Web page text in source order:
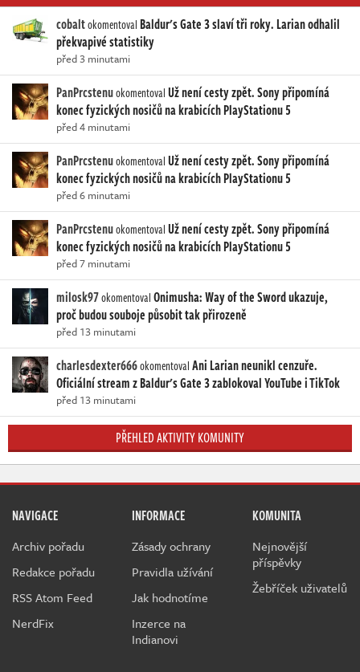
cobaltokomentoval Baldur's Gate 3 slaví tři roky. Larian odhalil
překvapivé statistiky
před 3 minutami
PanPrcstenuokomentovalUž není cesty zpět. Sony připomíná
konec fyzických nosičů na krabicích PlayStationu 5
před 4 minutami
PanPrcstenuokomentovalUž není cesty zpět. Sony připomíná
konec fyzických nosičů na krabicích PlayStationu 5
před 6 minutami
PanPrcstenuokomentovalUž není cesty zpět. Sony připomíná
konec fyzických nosičů na krabicích PlayStationu 5
před 7 minutami
milosk97okomentovalOnimusha: Way of the Sword ukazuje,
proč budou souboje působit tak přirozeně
před 13 minutami
charlesdexter666okomentovalAni Larian neunikl cenzuře.
Oficiální stream z Baldur's Gate 3 zablokoval YouTube i TikTok
před 13 minutami
PŘEHLED AKTIVITY KOMUNITY
NAVIGACE
Archiv pořadu
Redakce pořadu
RSS Atom Feed
NerdFix
INFORMACE
Zásady ochrany
Pravidla užívání
Jak hodnotíme
Inzerce na
Indianovi
KOMUNITA
Nejnovější
příspěvky
Žebříček uživatelů